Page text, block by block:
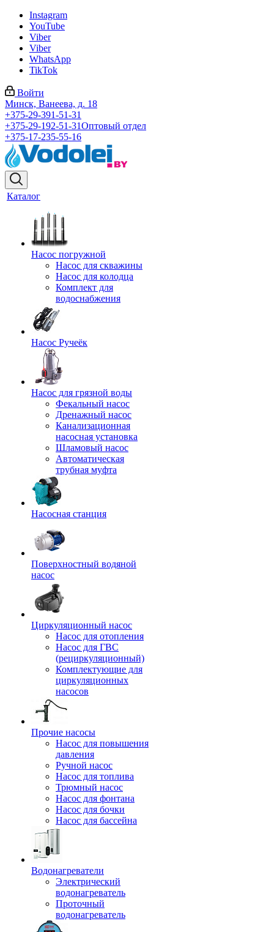
Instagram
YouTube
Viber
Viber
WhatsApp
TikTok
Войти
Минск, Ванеева, д. 18
+375-29-391-51-31
+375-29-192-51-31Оптовый отдел
+375-17-235-55-16
Каталог
Насос погружной
Насос для скважины
Насос для колодца
Комплект для
водоснабжения
Насос Ручеёк
Насос для грязной воды
Фекальный насос
Дренажный насос
Канализационная
насосная установка
Шламовый насос
Автоматическая
трубная муфта
Насосная станция
Поверхностный водяной
насос
Циркуляционный насос
Насос для отопления
Насос для ГВС
(рециркуляционный)
Комплектующие для
циркуляционных
насосов
Прочие насосы
Насос для повышения
давления
Ручной насос
Насос для топлива
Трюмный насос
Насос для фонтана
Насос для бочки
Насос для бассейна
Водонагреватели
Электрический
водонагреватель
Проточный
водонагреватель